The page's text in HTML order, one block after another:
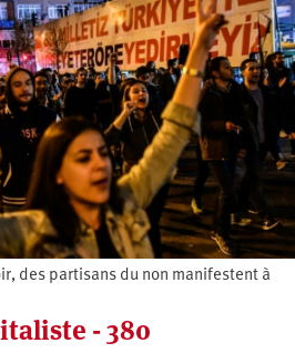
des partisans du non manifestent à
- 380